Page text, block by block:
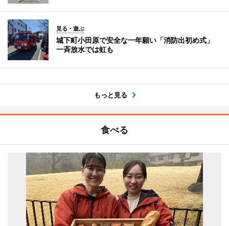
見る・遊ぶ
城下町小田原で安全な一年願い「消防出初め式」
一斉放水では虹も
もっと見る
食べる